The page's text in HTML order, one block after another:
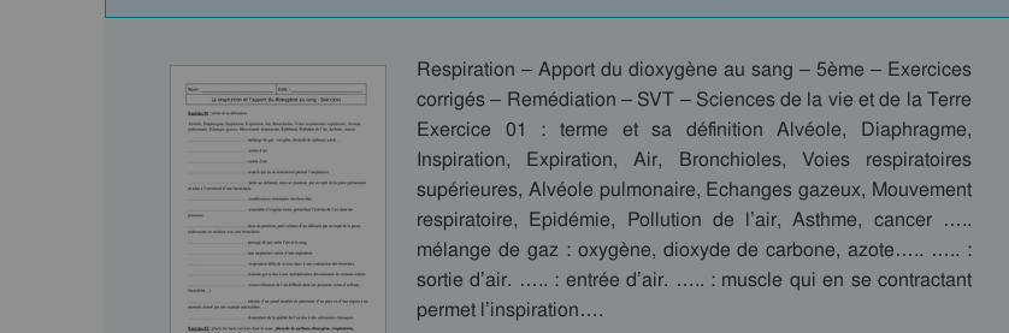
Respiration – Apport du dioxygène au sang – 5ème – Exercices
corrigés – Remédiation – SVT – Sciences de la vie et de la Terre
Exercice 01 : terme et sa définition Alvéole, Diaphragme,
Inspiration, Expiration, Air, Bronchioles, Voies respiratoires
supérieures, Alvéole pulmonaire, Echanges gazeux, Mouvement
respiratoire, Epidémie, Pollution de l’air, Asthme, cancer …..
mélange de gaz : oxygène, dioxyde de carbone, azote….. ….. :
sortie d’air. ….. : entrée d’air. ….. : muscle qui en se contractant
permet l’inspiration….